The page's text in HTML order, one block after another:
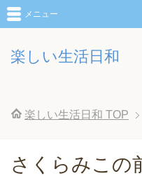
楽しい生活日和
メニュー
楽しい生活日和 TOP
さくらみこの